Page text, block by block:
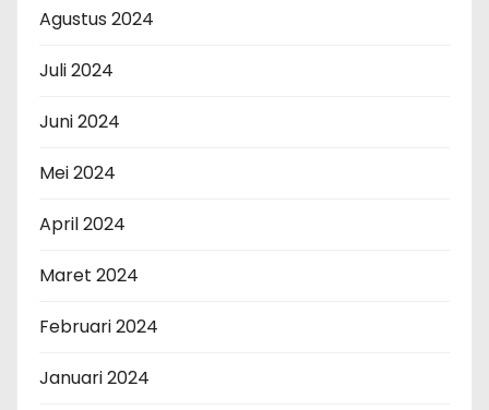
Agustus 2024
Juli 2024
Juni 2024
Mei 2024
April 2024
Maret 2024
Februari 2024
Januari 2024